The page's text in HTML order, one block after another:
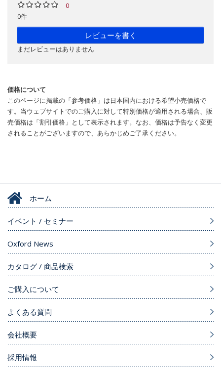
0
0件
レビューを書く
まだレビューはありません
価格について
このページに掲載の「参考価格」は日本国内における希望小売価格で
す。当ウェブサイトでのご購入に対して特別価格が適用される場合、販
売価格は「割引価格」として表示されます。なお、価格は予告なく変更
されることがございますので、あらかじめご了承ください。
ホーム
イベント / セミナー
Oxford News
カタログ / 商品検索
ご購入について
よくある質問
会社概要
採用情報